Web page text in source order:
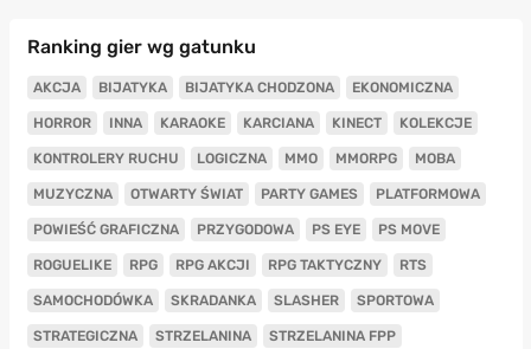
Ranking gier wg gatunku
AKCJA BIJATYKA BIJATYKA CHODZONA EKONOMICZNA
HORROR INNA KARAOKE KARCIANA KINECT KOLEKCJE
KONTROLERY RUCHU LOGICZNA MMO MMORPG MOBA
MUZYCZNA OTWARTY ŚWIAT PARTY GAMES PLATFORMOWA
POWIEŚĆ GRAFICZNA PRZYGODOWA PS EYE PS MOVE
ROGUELIKE RPG RPG AKCJI RPG TAKTYCZNY RTS
SAMOCHODÓWKA SKRADANKA SLASHER SPORTOWA
STRATEGICZNA STRZELANINA STRZELANINA FPP